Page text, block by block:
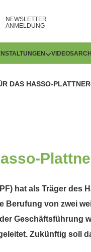
NEWSLETTER
ANMELDUNG
VIDEOS
DAS HASSO-
hat als Träger des
Berufung von zwei
Geschäftsführung
Zukünftig soll